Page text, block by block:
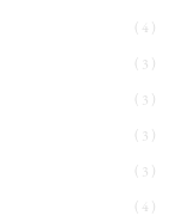
(4)
(3)
(3)
(3)
(3)
(4)